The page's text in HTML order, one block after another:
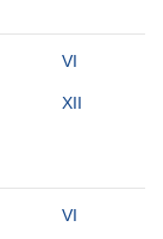
VI
XII
VI